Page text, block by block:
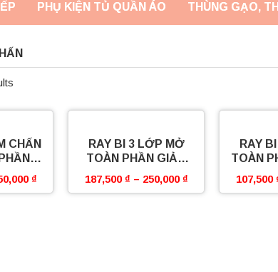
PHỤ KIỆN TỦ QUẦN ÁO THÙNG GẠO,
CHẤN
₫
RAY BI 3 LỚP MỞ
TOÀN PHẦN GIẢM
CHẤN CAO CẤP
BOSSEU
187,500 ₫ – 250,000 ₫
RAY
TOÀN
GIẢM
CẤP
107,500